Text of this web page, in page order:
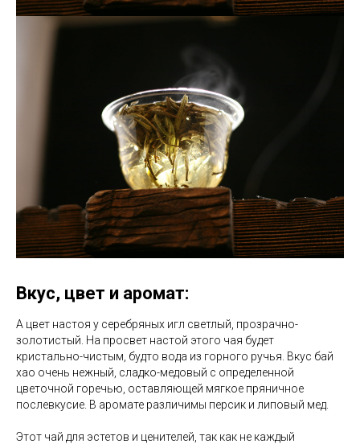
Вкус, цвет и аромат:
А цвет настоя у серебряных игл светлый, прозрачно-
золотистый. На просвет настой этого чая будет
кристально-чистым, будто вода из горного ручья. Вкус бай
хао очень нежный, сладко-медовый с определенной
цветочной горечью, оставляющей мягкое пряничное
послевкусие. В аромате различимы персик и липовый мед.
Этот чай для эстетов и ценителей, так как не каждый